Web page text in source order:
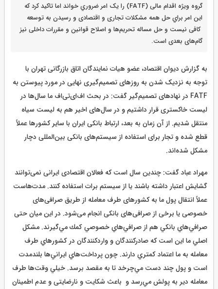
گروه ویژه اقدام مالی (FATF) را یک امر ضروري خواند اما تاکید کرد که
این امر براي حل همه مشکلات تجاری و اقتصادی و رسيدن به توسعه
کافی نيست و حل مساله تحریم‌ها و اصلاح قوانین و مقررات داخلی نیز
گام‌های بعدی است.
به گزارش دیوان اقتصاد، عضو هیات نمایندگان اتاق بازرگانی تهران با
توجه به نزدیک شدن به روزهای تصمیم‌گیری نهایی در مورد پیوستن به
FATF در نهادهای تصمیم‌گیر گفت: در بحث اف‌ای‌تی‌اف ما سال‌ها در
لیست خاکستری قرار داشتیم و در سال‌های اخیر هم به لیست سیاه
منتقل شدیم. از آن زمان به بعد، ارتباط بانکی ایران با سایر کشورها عملاً
قطع شده و تجار برای استفاده از سیستم‌های بانکی بین‌المللی دچار
مشکل شده‌اند.
مهراد عباد گفت: چندین سال است که فعالان اقتصادی ایرانی نمی‌توانند
گشایش اعتبار داشته باشند یا از سیستم برات استفاده کنند. مدت‌هاست
عملاً انتقال پول ما به کشورهای طرف معامله از طریق صرافی‌های
خصوصی یا برخی از صرافی‌های بانکی انجام می‌شود. در این میان حتی
صرافي‌هاي بانكي هم از صرافي‌هاي خصوصي كمك مي‌گيرند. مشكل
اصلي ما اين است که صادرکنندگان و واردکنندگان در كشورهاي طرف
معامله به ما اعتماد كمتري دارند. چون پرداخت‌هاي ايراني‌ها بلندمدت
است و پول چند دست مي‌چرخد تا به مقصد برسد. خيلي وقت‌ها طرف
معامله دير به پولش مي‌رسد و باعث شكايت و نارضایتی و عدم اطمينان